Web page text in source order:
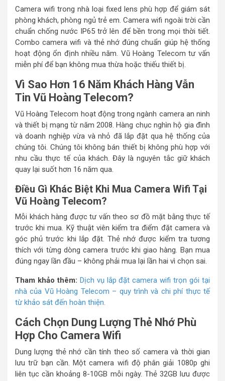
Camera wifi trong nhà loại fixed lens phù hợp để giám sát
phòng khách, phòng ngủ trẻ em. Camera wifi ngoài trời cần
chuẩn chống nước IP65 trở lên để bền trong mọi thời tiết.
Combo camera wifi và thẻ nhớ đúng chuẩn giúp hệ thống
hoạt động ổn định nhiều năm. Vũ Hoàng Telecom tư vấn
miễn phí để bạn không mua thừa hoặc thiếu thiết bị.
Vì Sao Hơn 16 Năm Khách Hàng Vẫn
Tin Vũ Hoàng Telecom?
Vũ Hoàng Telecom hoạt động trong ngành camera an ninh
và thiết bị mạng từ năm 2008. Hàng chục nghìn hộ gia đình
và doanh nghiệp vừa và nhỏ đã lắp đặt qua hệ thống của
chúng tôi. Chúng tôi không bán thiết bị không phù hợp với
nhu cầu thực tế của khách. Đây là nguyên tắc giữ khách
quay lại suốt hơn 16 năm qua.
Điều Gì Khác Biệt Khi Mua Camera Wifi Tại
Vũ Hoàng Telecom?
Mỗi khách hàng được tư vấn theo sơ đồ mặt bằng thực tế
trước khi mua. Kỹ thuật viên kiểm tra điểm đặt camera và
góc phủ trước khi lắp đặt. Thẻ nhớ được kiểm tra tương
thích với từng dòng camera trước khi giao hàng. Bạn mua
đúng ngay lần đầu – không phải mua lại lần hai vì chọn sai.
Tham khảo thêm: Dịch vụ lắp đặt camera wifi trọn gói tại
nhà của Vũ Hoàng Telecom – quy trình và chi phí thực tế
từ khảo sát đến hoàn thiện.
Cách Chọn Dung Lượng Thẻ Nhớ Phù
Hợp Cho Camera Wifi
Dung lượng thẻ nhớ cần tính theo số camera và thời gian
lưu trữ bạn cần. Một camera wifi độ phân giải 1080p ghi
liên tục cần khoảng 8-10GB mỗi ngày. Thẻ 32GB lưu được